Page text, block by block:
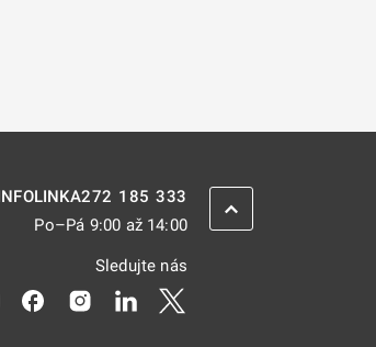
272 185 333
Po–Pá 9:00 až 14:00
Sledujte nás
Odkaz se otevře na nové kartě
Odkaz se otevře na nové kartě
Odkaz se otevře na nové kartě
Odkaz se otevře na nové
ZPĚT NAHORU